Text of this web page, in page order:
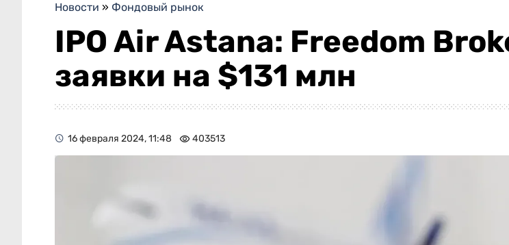
Новости » Фондовый рынок
IPO Air Astana: Freedom
заявки на $131 млн
16 февраля 2024, 11:48 403513